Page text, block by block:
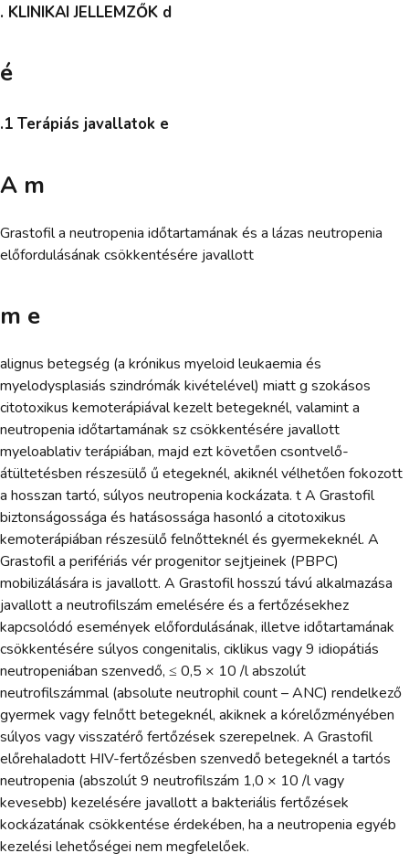
. KLINIKAI JELLEMZŐK d
é
.1 Terápiás javallatok e
A m
Grastofil a neutropenia időtartamának és a lázas neutropenia
előfordulásának csökkentésére javallott
m e
alignus betegség (a krónikus myeloid leukaemia és
myelodysplasiás szindrómák kivételével) miatt g szokásos
citotoxikus kemoterápiával kezelt betegeknél, valamint a
neutropenia időtartamának sz csökkentésére javallott
myeloablativ terápiában, majd ezt követően csontvelő-
átültetésben részesülő ű etegeknél, akiknél vélhetően fokozott
a hosszan tartó, súlyos neutropenia kockázata. t A Grastofil
biztonságossága és hatásossága hasonló a citotoxikus
kemoterápiában részesülő felnőtteknél és gyermekeknél. A
Grastofil a perifériás vér progenitor sejtjeinek (PBPC)
mobilizálására is javallott. A Grastofil hosszú távú alkalmazása
javallott a neutrofilszám emelésére és a fertőzésekhez
kapcsolódó események előfordulásának, illetve időtartamának
csökkentésére súlyos congenitalis, ciklikus vagy 9 idiopátiás
neutropeniában szenvedő, ≤ 0,5 × 10 /l abszolút
neutrofilszámmal (absolute neutrophil count – ANC) rendelkező
gyermek vagy felnőtt betegeknél, akiknek a kórelőzményében
súlyos vagy visszatérő fertőzések szerepelnek. A Grastofil
előrehaladott HIV-fertőzésben szenvedő betegeknél a tartós
neutropenia (abszolút 9 neutrofilszám 1,0 × 10 /l vagy
kevesebb) kezelésére javallott a bakteriális fertőzések
kockázatának csökkentése érdekében, ha a neutropenia egyéb
kezelési lehetőségei nem megfelelőek.